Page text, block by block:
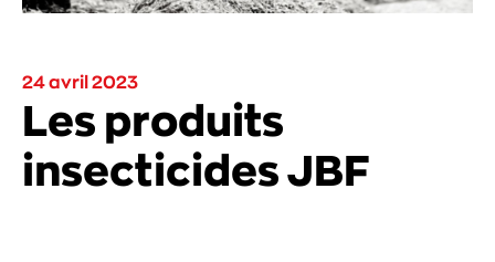
24 avril 2023
Les produits
insecticides JBF